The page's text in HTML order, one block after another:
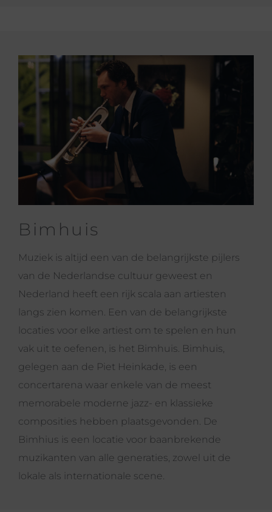
Bimhuis
Muziek is altijd een van de belangrijkste pijlers
van de Nederlandse cultuur geweest en
Nederland heeft een rijk scala aan artiesten
langs zien komen. Een van de belangrijkste
locaties voor elke artiest om te spelen en hun
vak uit te oefenen, is het Bimhuis. Bimhuis,
gelegen aan de Piet Heinkade, is een
concertarena waar enkele van de meest
memorabele moderne jazz- en klassieke
composities hebben plaatsgevonden. De
Bimhius is een locatie voor baanbrekende
muzikanten van alle generaties, zowel uit de
lokale als internationale scene.